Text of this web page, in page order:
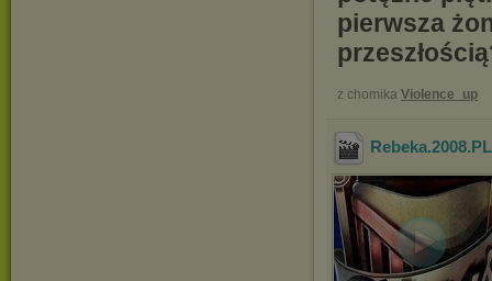
pierwsza
z chomika Violence_up